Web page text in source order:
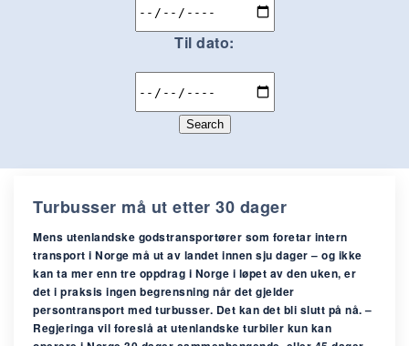
Til dato:
Search
Turbusser må ut etter 30 dager
Mens utenlandske godstransportører som foretar intern
transport i Norge må ut av landet innen sju dager – og ikke
kan ta mer enn tre oppdrag i Norge i løpet av den uken, er
det i praksis ingen begrensning når det gjelder
persontransport med turbusser. Det kan det bli slutt på nå. –
Regjeringa vil foreslå at utenlandske turbiler kun kan